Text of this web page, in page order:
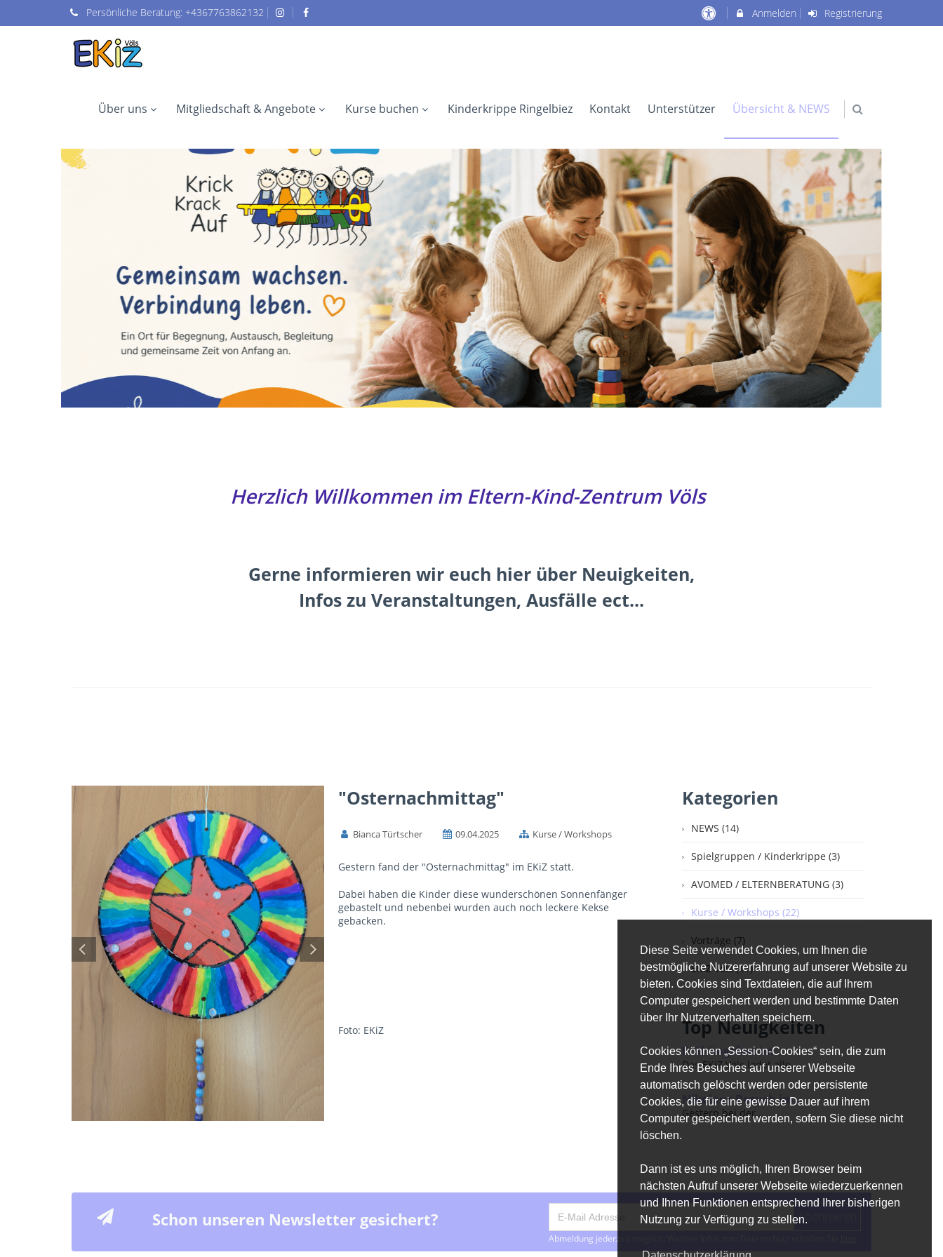
Diese Seite verwendet Cookies, um Ihnen die
bestmögliche Nutzererfahrung auf unserer Website zu
bieten. Cookies sind Textdateien, die auf Ihrem
Computer gespeichert werden und bestimmte Daten
über Ihr Nutzerverhalten speichern.
Cookies können „Session-Cookies“ sein, die zum
Ende Ihres Besuches auf unserer Webseite
automatisch gelöscht werden oder persistente
Cookies, die für eine gewisse Dauer auf ihrem
Computer gespeichert werden, sofern Sie diese nicht
löschen.
Dann ist es uns möglich, Ihren Browser beim
nächsten Aufruf unserer Webseite wiederzuerkennen
und Ihnen Funktionen entsprechend Ihrer bisherigen
Nutzung zur Verfügung zu stellen.
Persönliche Beratung: +4367763862132 Anmelden Registrierung
Über uns Mitgliedschaft & Angebote Kurse buchen Kinderkrippe Ringelbiez Kontakt Unterstützer Übersicht & NEWS
Herzlich Willkommen im Eltern-Kind-Zentrum Völs
Gerne informieren wir euch hier über Neuigkeiten,
Infos zu Veranstaltungen, Ausfälle ect...
"Osternachmittag"
Bianca Türtscher 09.04.2025 Kurse / Workshops
Gestern fand der "Osternachmittag" im EKiZ statt.
Dabei haben die Kinder diese wunderschönen Sonnenfänger
gebastelt und nebenbei wurden auch noch leckere Kekse
gebacken.
Foto: EKiZ
Kategorien
NEWS (14)
Spielgruppen / Kinderkrippe (3)
AVOMED / ELTERNBERATUNG (3)
Kurse / Workshops (22)
Vorträge (7)
EKiZ Völs (11)
Top Neuigkeiten
Frühlingsfest im...
Das EKiZ Völs ladet alle...
Nikolaus Besuch im...
Gestern bei der...
Schon unseren Newsletter gesichert? Abonnieren
Abmeldung jederzeit möglich. Weitere Infos zum Datenschutz erhalten Sie